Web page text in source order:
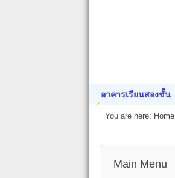
อาคารเรียนสองชั้น
You are here: Home
Main Menu